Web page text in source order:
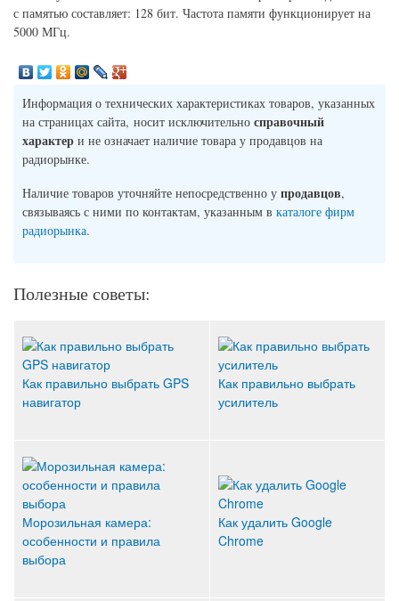
с памятью составляет: 128 бит. Частота памяти функционирует на
5000 МГц.
Информация о технических характеристиках товаров, указанных
на страницах сайта, носит исключительно справочный
характер и не означает наличие товара у продавцов на
радиорынке.
Наличие товаров уточняйте непосредственно у продавцов,
связываясь с ними по контактам, указанным в каталоге фирм
радиорынка.
Полезные советы:
Как правильно выбрать GPS
навигатор
Как правильно выбрать
усилитель
Морозильная камера:
особенности и правила
выбора
Как удалить Google
Chrome